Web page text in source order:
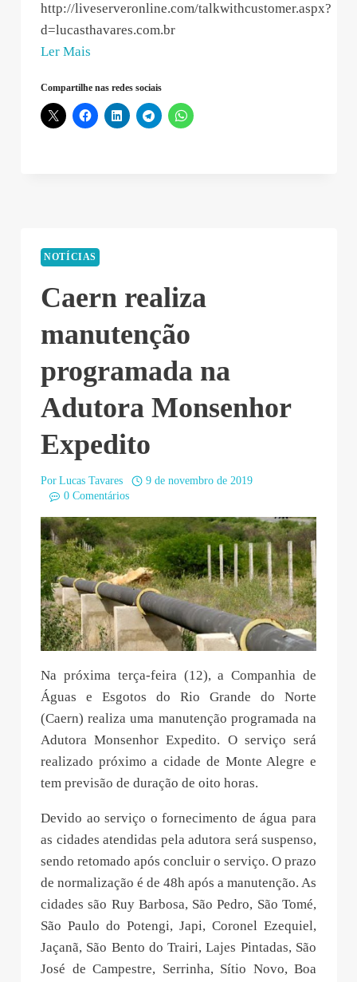
http://liveserveronline.com/talkwithcustomer.aspx?
d=lucasthavares.com.br
Ler Mais
2019-
11-
Compartilhe nas redes sociais
NOTÍCIAS
Caern realiza
manutenção
programada na
Adutora Monsenhor
Expedito
Por Lucas Tavares
9 de novembro de 2019
0 Comentários
Na próxima terça-feira (12), a Companhia de
Águas e Esgotos do Rio Grande do Norte
(Caern) realiza uma manutenção programada na
Adutora Monsenhor Expedito. O serviço será
realizado próximo a cidade de Monte Alegre e
tem previsão de duração de oito horas.
Devido ao serviço o fornecimento de água para
as cidades atendidas pela adutora será suspenso,
sendo retomado após concluir o serviço. O prazo
de normalização é de 48h após a manutenção. As
cidades são Ruy Barbosa, São Pedro, São Tomé,
São Paulo do Potengi, Japi, Coronel Ezequiel,
Jaçanã, São Bento do Trairi, Lajes Pintadas, São
José de Campestre, Serrinha, Sítio Novo, Boa